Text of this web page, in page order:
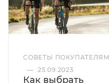
СОВЕТЫ ПОКУПАТЕЛЯМ
— 25.09.2023
Как выбрать